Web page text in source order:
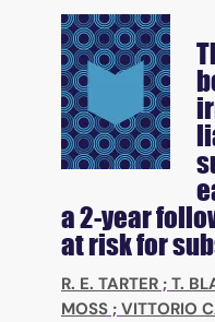
a 2-year
at risk for
R. E. TARTER ; T.
MOSS ; VITTORIO